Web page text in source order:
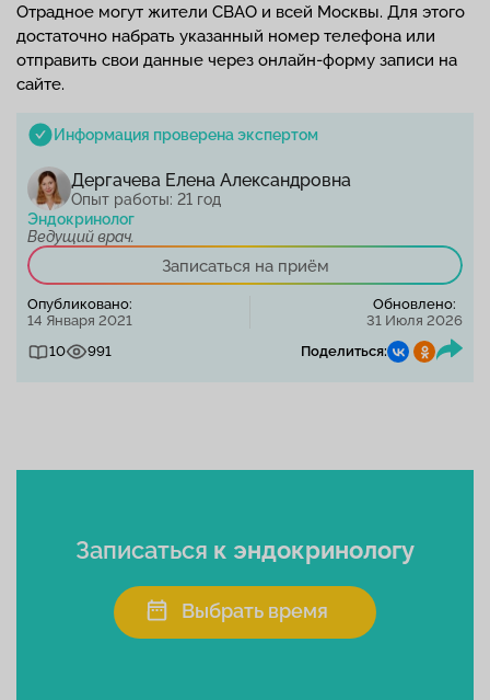
Отрадное могут жители СВАО и всей Москвы. Для этого
достаточно набрать указанный номер телефона или
отправить свои данные через онлайн-форму записи на
сайте.
Информация проверена экспертом
Дергачева Елена Александровна
Опыт работы: 21 год
Эндокринолог
Ведущий врач.
Записаться на приём
Опубликовано:
14 Января 2021
Обновлено:
31 Июля 2026
10
991 Поделиться:
Записаться к эндокринологу
Выбрать время